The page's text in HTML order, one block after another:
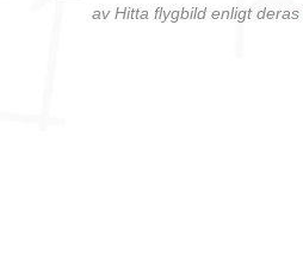
av Hitta flygbild enligt deras